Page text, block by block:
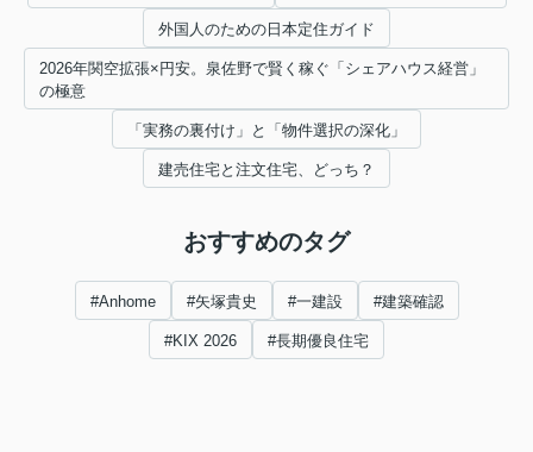
外国人のための日本定住ガイド
2026年関空拡張×円安。泉佐野で賢く稼ぐ「シェアハウス経営」
の極意
「実務の裏付け」と「物件選択の深化」
建売住宅と注文住宅、どっち？
おすすめのタグ
#Anhome #矢塚貴史 #一建設 #建築確認
#KIX 2026 #長期優良住宅